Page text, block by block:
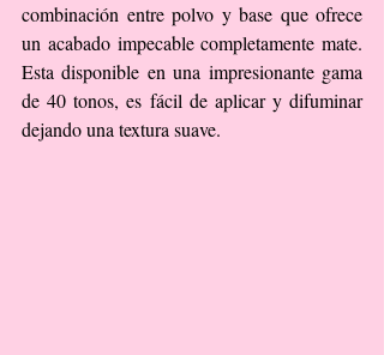
combinación entre polvo y base que ofrece
un acabado impecable completamente mate.
Esta disponible en una impresionante gama
de 40 tonos, es fácil de aplicar y difuminar
dejando una textura suave.